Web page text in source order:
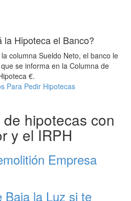
la Hipoteca el Banco?
columna Sueldo Neto, el banco le
se informa en la Columna de
€.
Para Pedir Hipotecas
hipotecas con
y el IRPH
Empresa
Baja la Luz si te